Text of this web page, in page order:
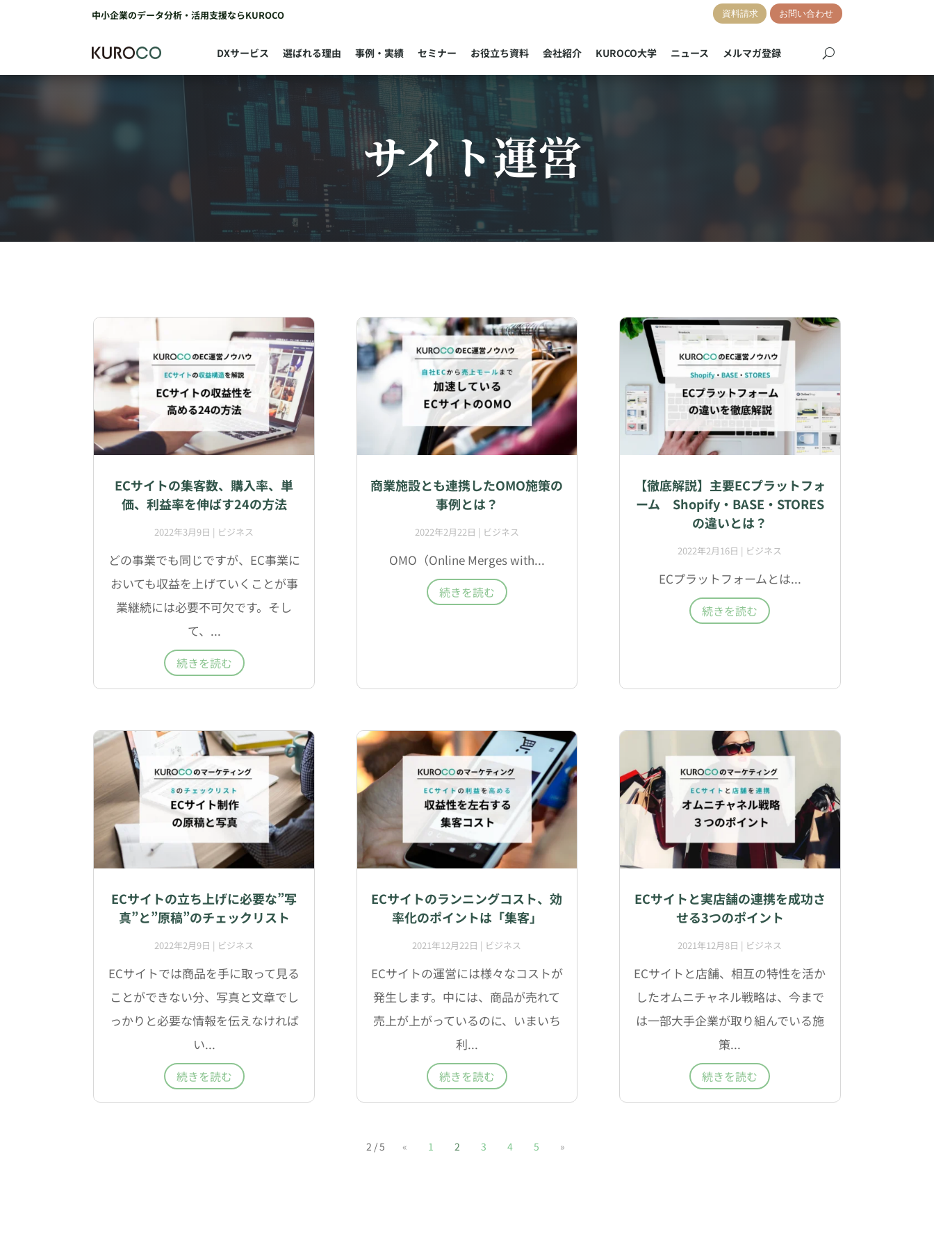
中小企業のデータ分析・活用支援ならKUROCO 資料請求 お問い合わせ
DXサービス 選ばれる理由 事例・実績 セミナー お役立ち資料 会社紹介 KUROCO大学 ニュース メルマガ登録
サイト運営
ECサイトの集客数、購入率、単
価、利益率を伸ばす24の方法
2022年3月9日 | ビジネス
どの事業でも同じですが、EC事業に
おいても収益を上げていくことが事
業継続には必要不可欠です。そし
て、...
続きを読む
ECサイトの立ち上げに必要な”写
真”と”原稿”のチェックリスト
2022年2月9日 | ビジネス
ECサイトでは商品を手に取って見る
ことができない分、写真と文章でし
っかりと必要な情報を伝えなければ
い...
続きを読む
商業施設とも連携したOMO施策の
事例とは？
2022年2月22日 | ビジネス
OMO（Online Merges with...
続きを読む
ECサイトのランニングコスト、効
率化のポイントは「集客」
2021年12月22日 | ビジネス
ECサイトの運営には様々なコストが
発生します。中には、商品が売れて
売上が上がっているのに、いまいち
利...
続きを読む
【徹底解説】主要ECプラットフォ
ーム Shopify・BASE・STORES
の違いとは？
2022年2月16日 | ビジネス
ECプラットフォームとは...
続きを読む
ECサイトと実店舗の連携を成功さ
せる3つのポイント
2021年12月8日 | ビジネス
ECサイトと店舗、相互の特性を活か
したオムニチャネル戦略は、今まで
は一部大手企業が取り組んでいる施
策...
続きを読む
2 / 5 « 1 2 3 4 5 »